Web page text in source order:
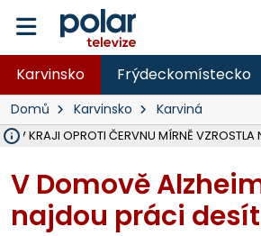
Karvinsko Frýdeckomístecko
Domů Karvinsko Karviná
V KRAJI OPROTI ČERVNU MÍRNĚ VZROSTLA
V Domově
najdou práci